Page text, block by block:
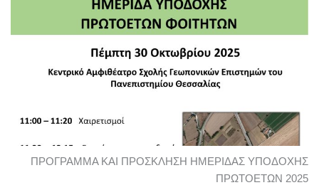
ΠΡΟΓΡΑΜΜΑ ΚΑΙ ΠΡΟΣΚΛΗΣΗ ΗΜΕΡΙΔΑΣ ΥΠΟΔΟΧΗΣ
ΠΡΩΤΟΕΤΩΝ 2025